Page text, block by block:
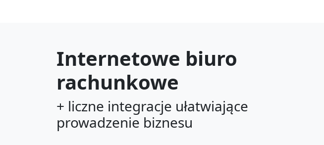
Internetowe biuro
rachunkowe
+ liczne integracje ułatwiające
prowadzenie biznesu